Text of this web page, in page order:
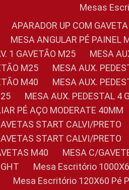
Mesas
APARADOR UP COM GAVETA
MESA ANGULAR PÉ PAINEL
1 GAVETÃO M25
MESA
M25
MESA AUX.
M40
MESA AUX.
MESA AUX. PEDESTAL 4
PÉ AÇO MODERATE 40MM
START CALVI/PRETO
START CALVI/PRETO
M40
MESA C/
Mesa Escritório
Mesa Escritório 120X60 Pé